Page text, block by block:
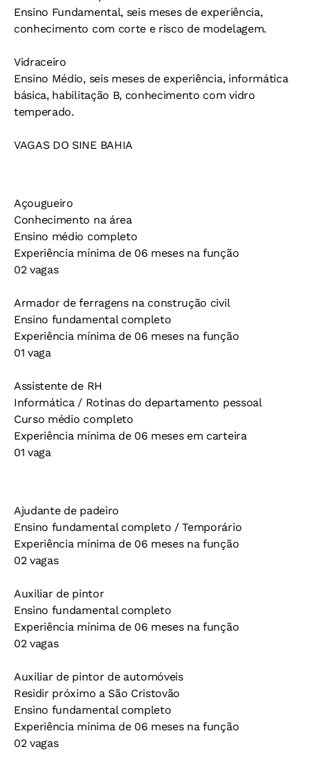
Ensino Fundamental, seis meses de experiência,
conhecimento com corte e risco de modelagem.
Vidraceiro
Ensino Médio, seis meses de experiência, informática
básica, habilitação B, conhecimento com vidro
temperado.
VAGAS DO SINE BAHIA
Açougueiro
Conhecimento na área
Ensino médio completo
Experiência mínima de 06 meses na função
02 vagas
Armador de ferragens na construção civil
Ensino fundamental completo
Experiência mínima de 06 meses na função
01 vaga
Assistente de RH
Informática / Rotinas do departamento pessoal
Curso médio completo
Experiência mínima de 06 meses em carteira
01 vaga
Ajudante de padeiro
Ensino fundamental completo / Temporário
Experiência mínima de 06 meses na função
02 vagas
Auxiliar de pintor
Ensino fundamental completo
Experiência mínima de 06 meses na função
02 vagas
Auxiliar de pintor de automóveis
Residir próximo a São Cristovão
Ensino fundamental completo
Experiência mínima de 06 meses na função
02 vagas